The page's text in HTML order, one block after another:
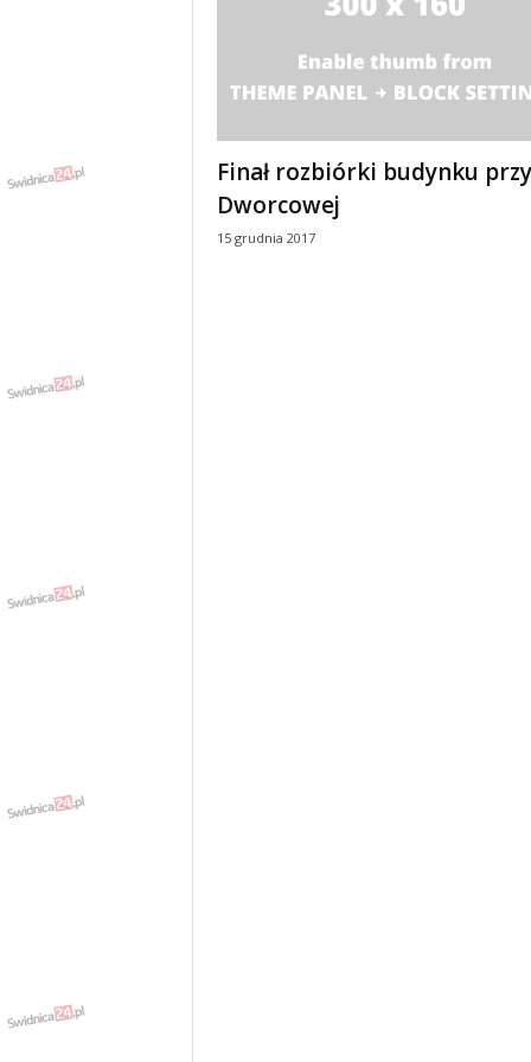
Finał rozbiórki budynku
Dworcowej
15 grudnia 2017